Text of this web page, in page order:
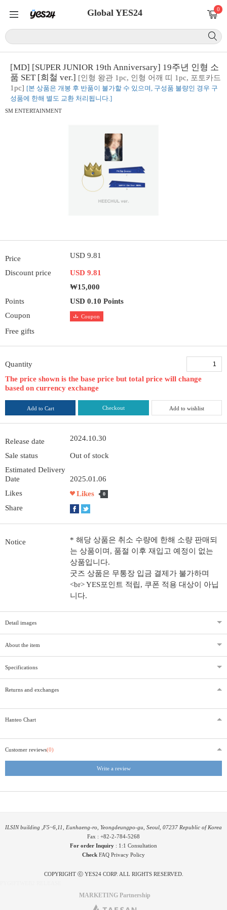
Global YES24 0
[MD] [SUPER JUNIOR 19th Anniversary] 19주년 인형 소
품 SET [희철 ver.] [인형 왕관 1pc, 인형 어깨 띠 1pc, 포토카드
1pc] [본 상품은 개봉 후 반품이 불가할 수 있으며, 구성품 불량인 경우 구
성품에 한해 별도 교환 처리됩니다.]
SM ENTERTAINMENT
Price USD 9.81
Discount price
USD 9.81
₩15,000
Points
USD 0.10 Points
Coupon
Coupon
Free gifts
Quantity
The price shown is the base price but total price will change
based on currency exchange
Add to Cart Checkout Add to wishlist
Release date 2024.10.30
Sale status
Out of stock
Estimated Delivery
Date
2025.01.06
Likes
Likes 0
Share
Notice
* 해당 상품은 취소 수량에 한해 소량 판매되
는 상품이며, 품절 이후 재입고 예정이 없는
상품입니다.
굿즈 상품은 무통장 입금 결제가 불가하며
<br> YES포인트 적립, 쿠폰 적용 대상이 아닙
니다.
Detail images
About the item
Specifications
Returns and exchanges
Hanteo Chart
Customer reviews(0)
Write a review
ILSIN building ,F5~6,11, Eunhaeng-ro, Yeongdeungpo-gu, Seoul, 07237 Republic of Korea
Fax : +82-2-784-5268
For order Inquiry : 1:1 Consultation
Check FAQ Privacy Policy
COPYRIGHT ⓒ YES24 CORP. ALL RIGHTS RESERVED.
MARKETING Partnership